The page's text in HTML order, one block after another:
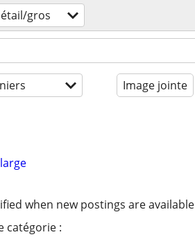
gros
Image jointe
when new postings are available
catégorie :